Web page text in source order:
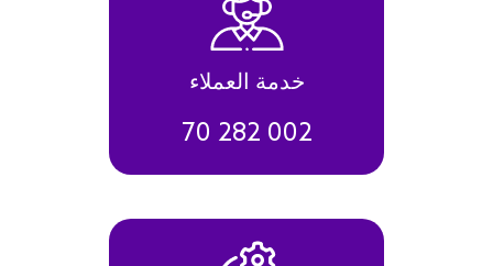
خدمة العملاء
70 282 002